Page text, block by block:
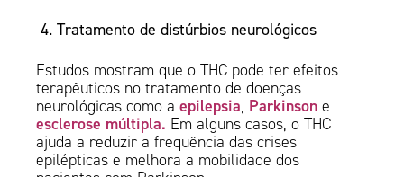
4. Tratamento de distúrbios neurológicos
Estudos mostram que o THC pode ter efeitos
terapêuticos no tratamento de doenças
neurológicas como aepilepsia, Parkinson e
esclerose múltipla. Em alguns casos, o THC
ajuda a reduzir a frequência das crises
epilépticas e melhora a mobilidade dos